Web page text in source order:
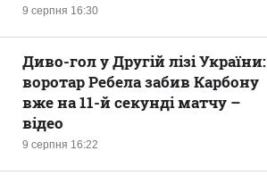
9 серпня 16:30
9 серпня 16:22
Диво-гол у Другій лізі України:
воротар Ребела забив Карбону
вже на 11-й секунді матчу –
відео